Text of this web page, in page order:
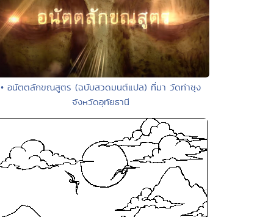
• อนัตตลักขณสูตร (ฉบับสวดมนต์แปล) ที่มา วัดท่าซุง
จังหวัดอุทัยธานี